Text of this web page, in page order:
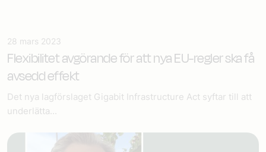
28 mars 2023
Flexibilitet avgörande för att nya EU-regler ska få
avsedd effekt
Det nya lagförslaget Gigabit Infrastructure Act syftar till att
underlätta...